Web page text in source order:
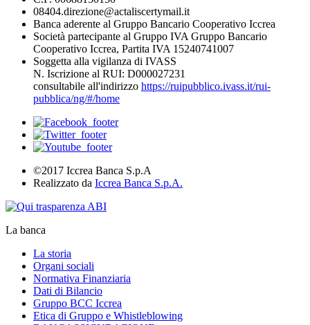
08404.direzione@actaliscertymail.it
Banca aderente al Gruppo Bancario Cooperativo Iccrea
Società partecipante al Gruppo IVA Gruppo Bancario
Cooperativo Iccrea, Partita IVA 15240741007
Soggetta alla vigilanza di IVASS
N. Iscrizione al RUI: D000027231
consultabile all'indirizzo https://ruipubblico.ivass.it/rui-
pubblica/ng/#/home
©2017 Iccrea Banca S.p.A
Realizzato da Iccrea Banca S.p.A.
La banca
La storia
Organi sociali
Normativa Finanziaria
Dati di Bilancio
Gruppo BCC Iccrea
Etica di Gruppo e Whistleblowing